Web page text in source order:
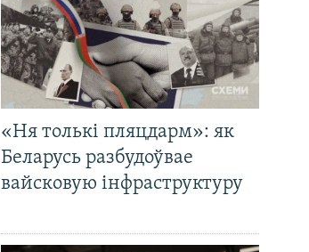
«Ня толькі пляцдарм»: як
Беларусь разбудоўвае
вайсковую інфраструктуру